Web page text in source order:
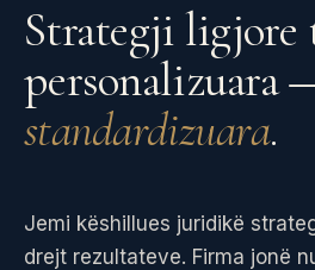
Strategji ligjore
personalizuara
standardizuara.
Jemi këshillues juridikë
drejt rezultateve. Firma jonë